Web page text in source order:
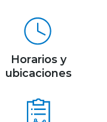
Horarios y
ubicaciones